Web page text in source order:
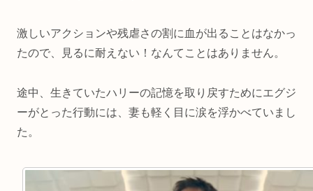
激しいアクションや残虐さの割に血が出ることはなかっ
たので、見るに耐えない！なんてことはありません。
途中、生きていたハリーの記憶を取り戻すためにエグジ
ーがとった行動には、妻も軽く目に涙を浮かべていまし
た。